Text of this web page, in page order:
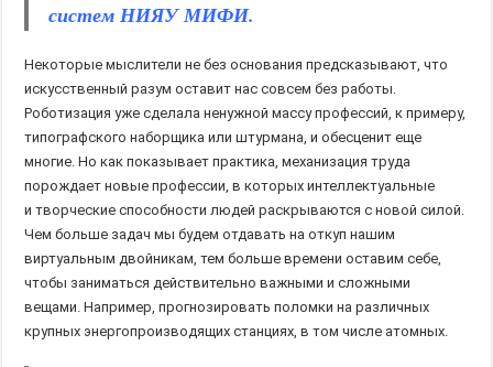
систем НИЯУ МИФИ.
Некоторые мыслители не без основания предсказывают, что
искусственный разум оставит нас совсем без работы.
Роботизация уже сделала ненужной массу профессий, к примеру,
типографского наборщика или штурмана, и обесценит еще
многие. Но как показывает практика, механизация труда
порождает новые профессии, в которых интеллектуальные
и творческие способности людей раскрываются с новой силой.
Чем больше задач мы будем отдавать на откуп нашим
виртуальным двойникам, тем больше времени оставим себе,
чтобы заниматься действительно важными и сложными
вещами. Например, прогнозировать поломки на различных
крупных энергопроизводящих станциях, в том числе атомных.